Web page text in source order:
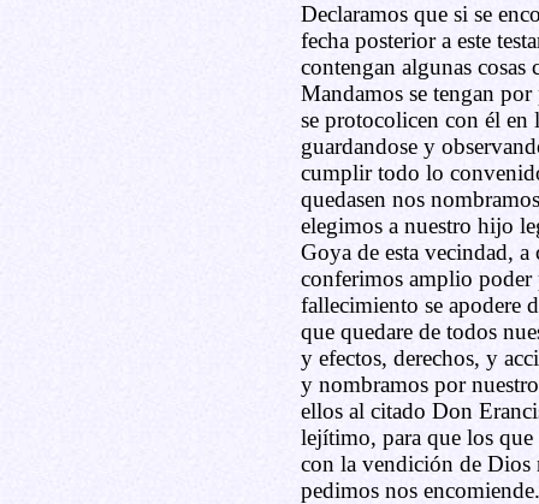
Declaramos que si se
fecha posterior a este
contengan algunas cosas
Mandamos se tengan por
se protocolicen con él en
guardandose y
cumplir todo lo
quedasen nos
elegimos a nuestro hijo
Goya de esta vecindad,
conferimos amplio poder
fallecimiento se apodere
que quedare de todos
y efectos, derechos, y
y nombramos por
ellos al citado Don
lejítimo, para que los que
con la vendición de Dios
pedimos nos encomiende.